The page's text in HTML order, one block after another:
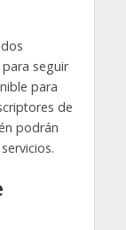
seguir
para
de
podrán